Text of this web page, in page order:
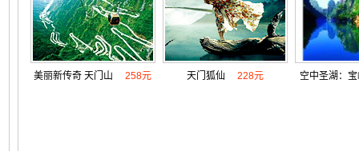
美丽新传奇 天门山 258元 天门狐仙 228元 空中圣湖：